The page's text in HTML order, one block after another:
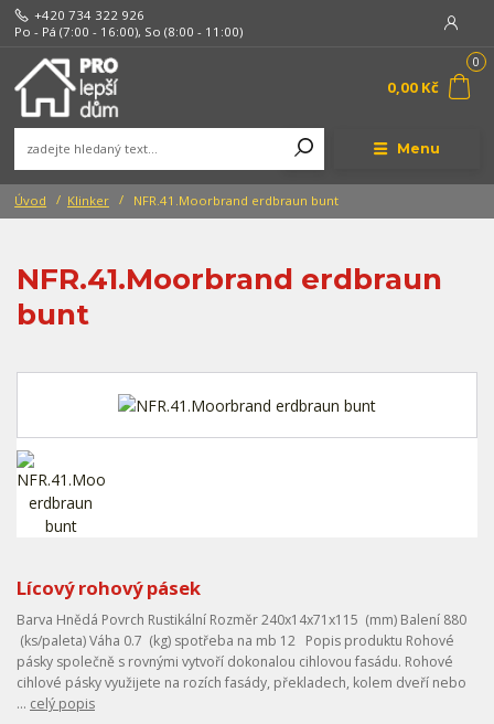
Menu
+420 734 322 926
Po - Pá (7:00 - 16:00), So (8:00 - 11:00)
0
0,00 Kč
Úvod Klinker NFR.41.Moorbrand erdbraun bunt
NFR.41.Moorbrand erdbraun
bunt
Lícový rohový pásek
Barva Hnědá Povrch Rustikální Rozměr 240x14x71x115 (mm) Balení 880
(ks/paleta) Váha 0.7 (kg) spotřeba na mb 12 Popis produktu Rohové
pásky společně s rovnými vytvoří dokonalou cihlovou fasádu. Rohové
cihlové pásky využijete na rozích fasády, překladech, kolem dveří nebo
... celý popis